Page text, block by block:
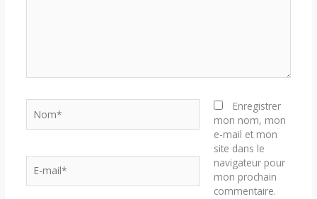
mail*
Enregistrer
mon nom, mon
e-mail et mon
site dans le
navigateur pour
mon prochain
commentaire.